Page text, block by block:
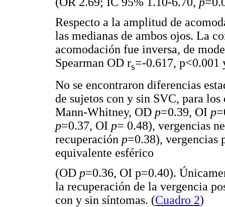
Respecto a la amplitud de
las medianas de ambos ojos. La
acomodación fue inversa, de
Spearman OD rs=-0.617, p<0.001
No se encontraron diferencias
de sujetos con y sin SVC, para
Mann-Whitney, OD p=0.39, OI p
p=0.37, OI p= 0.48), vergencias
recuperación p=0.38), vergencias
equivalente esférico
(OD p=0.36, OI p=0.40).
la recuperación de la vergencia
con y sin síntomas. (Cuadro 2)